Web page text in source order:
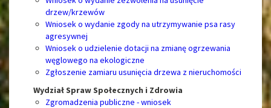
drzew/krzewów
Wniosek o wydanie zgody na utrzymywanie psa rasy
agresywnej
Wniosek o udzielenie dotacji na zmianę ogrzewania
węglowego na ekologiczne
Zgłoszenie zamiaru usunięcia drzewa z nieruchomości
Wydział Spraw Społecznych i Zdrowia
Zgromadzenia publiczne - wniosek